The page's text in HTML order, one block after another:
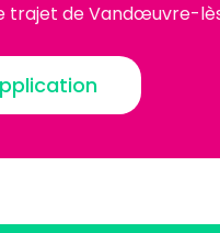
trajet de Vandœuvre-